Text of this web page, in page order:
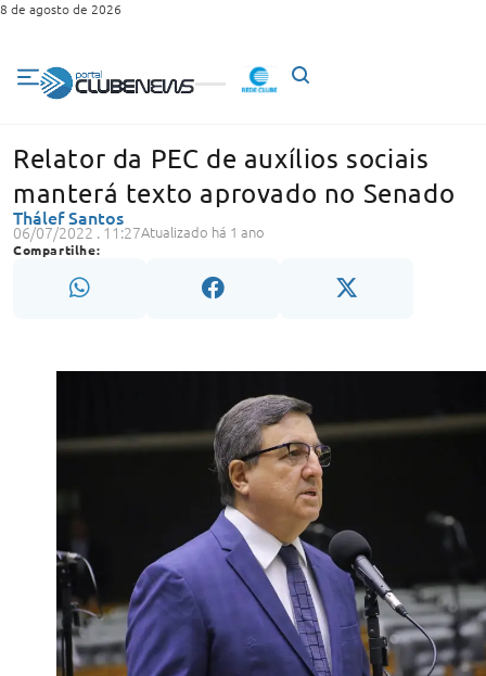
8 de agosto de 2026
Relator da PEC de auxílios sociais
manterá texto aprovado no Senado
Thálef Santos
06/07/2022 . 11:27Atualizado há 1 ano
Compartilhe: